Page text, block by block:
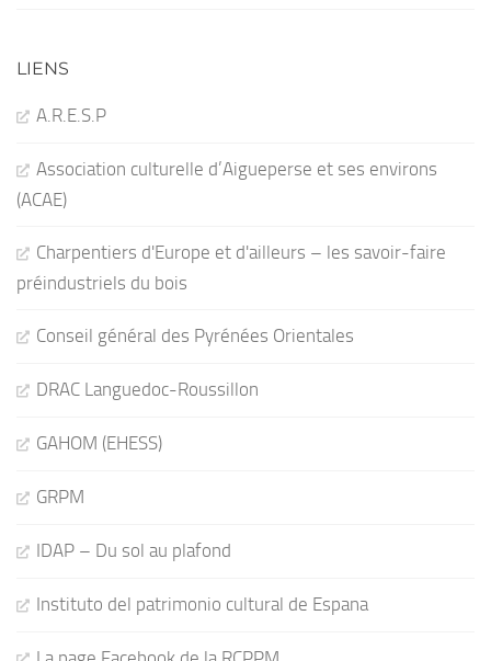
LIENS
A.R.E.S.P
Association culturelle d’Aigueperse et ses environs
(ACAE)
Charpentiers d'Europe et d'ailleurs – les savoir-faire
préindustriels du bois
Conseil général des Pyrénées Orientales
DRAC Languedoc-Roussillon
GAHOM (EHESS)
GRPM
IDAP – Du sol au plafond
Instituto del patrimonio cultural de Espana